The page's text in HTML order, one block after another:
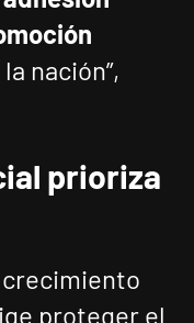
nación”,
prioriza
crecimiento
proteger el